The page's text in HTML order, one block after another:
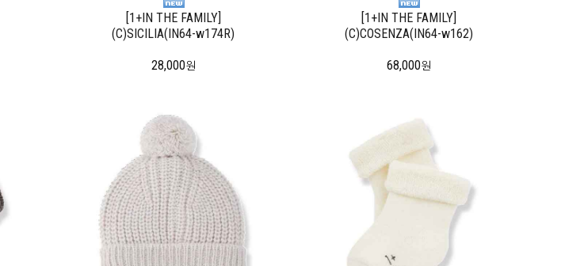
[1+IN THE FAMILY]
(C)SICILIA(IN64-w174R)
28,000원
[1+IN THE FAMILY]
(C)COSENZA(IN64-w162)
68,000원